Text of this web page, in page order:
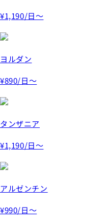
¥1,190/日～
ヨルダン
¥890/日～
タンザニア
¥1,190/日～
アルゼンチン
¥990/日～